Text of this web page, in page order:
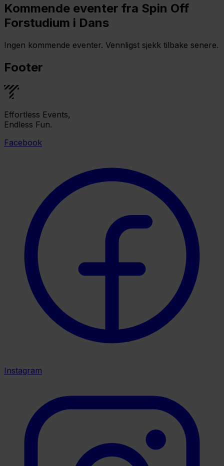
Kommende eventer fra Spin Off
Forstudium i Dans
Ingen kommende eventer. Vennligst sjekk tilbake senere.
Footer
Effortless Events,
Endless Fun.
Facebook
Instagram